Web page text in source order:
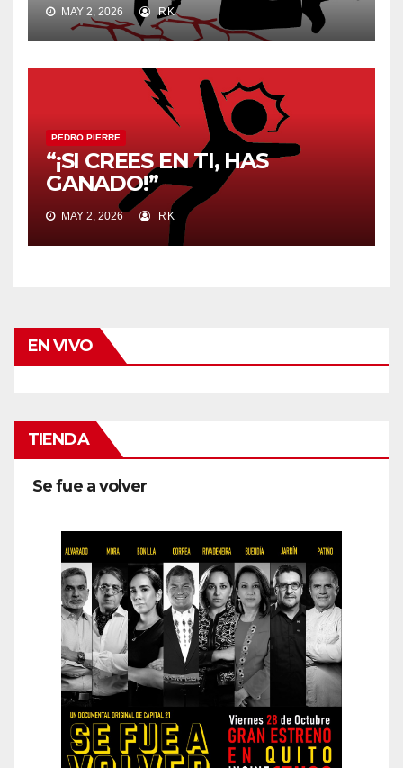
MAY 2, 2026 RK
PEDRO PIERRE
“¡SI CREES EN TI, HAS
GANADO!”
MAY 2, 2026 RK
EN VIVO
TIENDA
Se fue a volver